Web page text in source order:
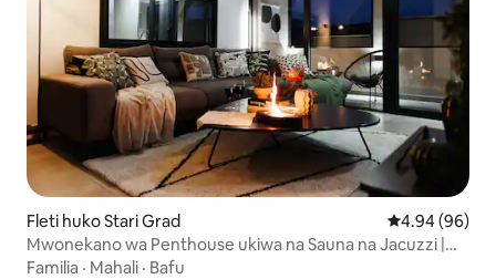
Fleti huko Stari Grad Ukadiriaji wa
4.94 (96)
Mwonekano wa Penthouse ukiwa na Sauna na Jacuzzi |
Old Town
Familia · Mahali · Bafu